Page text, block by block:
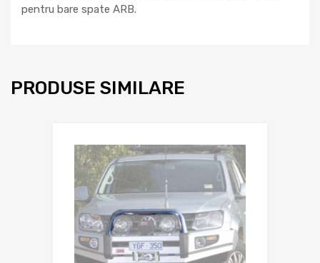
pentru bare spate ARB.
PRODUSE SIMILARE